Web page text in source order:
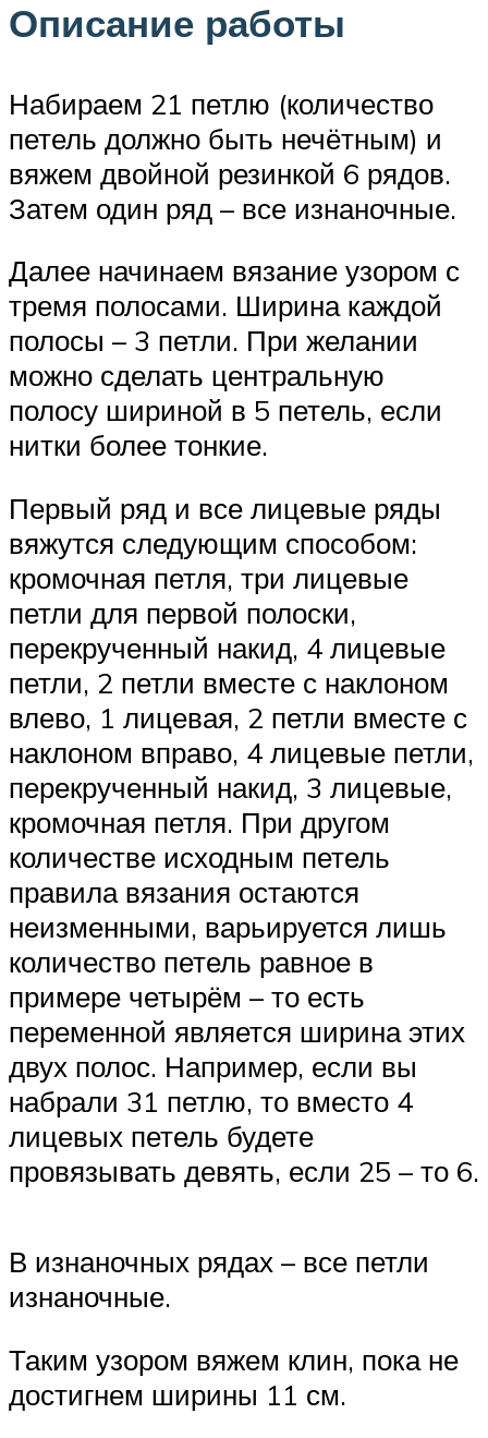
Описание работы
Набираем 21 петлю (количество
петель должно быть нечётным) и
вяжем двойной резинкой 6 рядов.
Затем один ряд – все изнаночные.
Далее начинаем вязание узором с
тремя полосами. Ширина каждой
полосы – 3 петли. При желании
можно сделать центральную
полосу шириной в 5 петель, если
нитки более тонкие.
Первый ряд и все лицевые ряды
вяжутся следующим способом:
кромочная петля, три лицевые
петли для первой полоски,
перекрученный накид, 4 лицевые
петли, 2 петли вместе с наклоном
влево, 1 лицевая, 2 петли вместе с
наклоном вправо, 4 лицевые петли,
перекрученный накид, 3 лицевые,
кромочная петля. При другом
количестве исходным петель
правила вязания остаются
неизменными, варьируется лишь
количество петель равное в
примере четырём – то есть
переменной является ширина этих
двух полос. Например, если вы
набрали 31 петлю, то вместо 4
лицевых петель будете
провязывать девять, если 25 – то 6.
В изнаночных рядах – все петли
изнаночные.
Таким узором вяжем клин, пока не
достигнем ширины 11 см.